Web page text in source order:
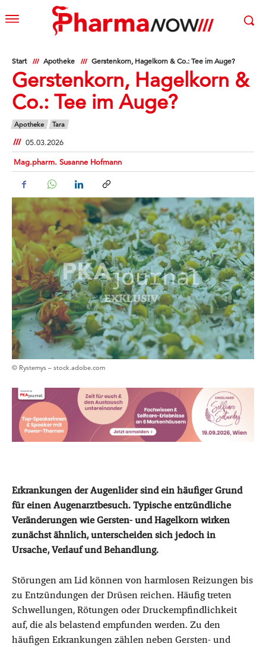
Start Apotheke Gerstenkorn, Hagelkorn & Co.: Tee im Auge?
Gerstenkorn, Hagelkorn &
Co.: Tee im Auge?
Apotheke Tara
05.03.2026
Mag.pharm. Susanne Hofmann
© Rystemys – stock.adobe.com
Erkrankungen der Augenlider sind ein häufiger Grund
für einen Augenarztbesuch. Typische entzündliche
Veränderungen wie Gersten- und Hagelkorn wirken
zunächst ähnlich, unterscheiden sich jedoch in
Ursache, Verlauf und Behandlung.
Störungen am Lid können von harmlosen Reizungen bis
zu Entzündungen der Drüsen reichen. Häufig treten
Schwellungen, Rötungen oder Druckempfindlichkeit
auf, die als belastend empfunden werden. Zu den
häufigen Erkrankungen zählen neben Gersten- und